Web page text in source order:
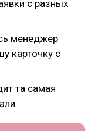
с разных
менеджер
карточку с
та самая